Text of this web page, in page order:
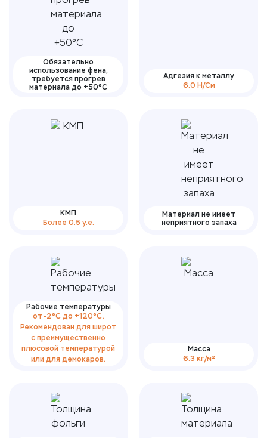
Обязательно
использование фена,
требуется прогрев
материала до +50°С
Адгезия к металлу
6.0 Н/См
КМП
Более 0.5 у.е.
Материал не имеет
неприятного запаха
Рабочие температуры
от -2°С до +120°С.
Рекомендован для широт
с преимущественно
плюсовой температурой
или для демокаров.
Масса
6.3 кг/м²